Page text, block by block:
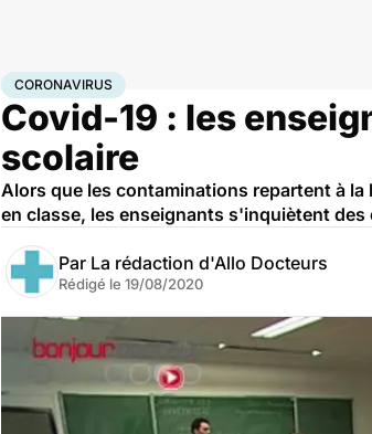
AccueilSantéMaladies
CORONAVIRUS
Covid-19 : les
scolaire
Alors que les contaminations repartent à
en classe, les enseignants s'inquiètent
Par La rédaction d'Allo Docteurs
Rédigé le 19/08/2020